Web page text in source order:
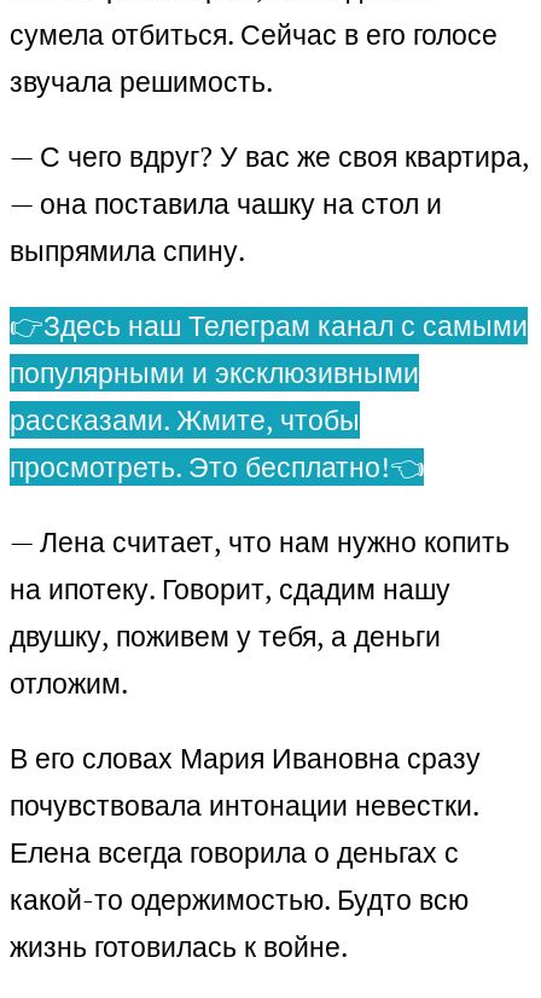
сумела отбиться. Сейчас в его голосе
звучала решимость.
— С чего вдруг? У вас же своя квартира,
— она поставила чашку на стол и
выпрямила спину.
👉Здесь наш Телеграм канал с самыми
популярными и эксклюзивными
рассказами. Жмите, чтобы
просмотреть. Это бесплатно!👈
— Лена считает, что нам нужно копить
на ипотеку. Говорит, сдадим нашу
двушку, поживем у тебя, а деньги
отложим.
В его словах Мария Ивановна сразу
почувствовала интонации невестки.
Елена всегда говорила о деньгах с
какой-то одержимостью. Будто всю
жизнь готовилась к войне.